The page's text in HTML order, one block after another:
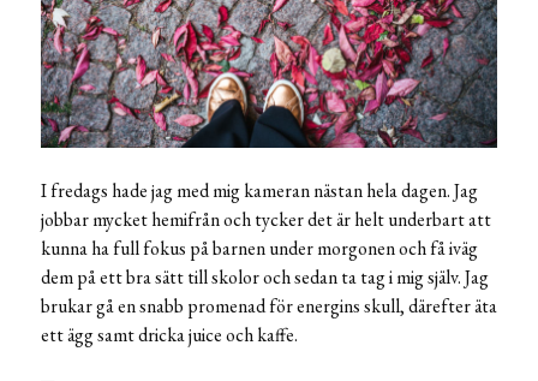
I fredags hade jag med mig kameran nästan hela dagen. Jag
jobbar mycket hemifrån och tycker det är helt underbart att
kunna ha full fokus på barnen under morgonen och få iväg
dem på ett bra sätt till skolor och sedan ta tag i mig själv. Jag
brukar gå en snabb promenad för energins skull, därefter äta
ett ägg samt dricka juice och kaffe.